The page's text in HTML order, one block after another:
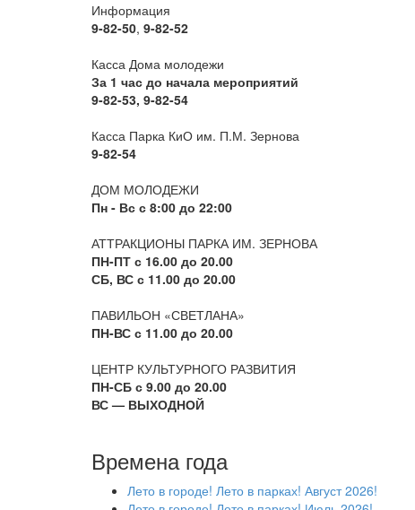
Информация
9-82-50, 9-82-52
Касса Дома молодежи
За 1 час до начала мероприятий
9-82-53, 9-82-54
Касса Парка КиО им. П.М. Зернова
9-82-54
ДОМ МОЛОДЕЖИ
Пн - Вс с 8:00 до 22:00
АТТРАКЦИОНЫ ПАРКА ИМ. ЗЕРНОВА
ПН-ПТ с 16.00 до 20.00
СБ, ВС с 11.00 до 20.00
ПАВИЛЬОН «СВЕТЛАНА»
ПН-ВС с 11.00 до 20.00
ЦЕНТР КУЛЬТУРНОГО РАЗВИТИЯ
ПН-СБ с 9.00 до 20.00
ВС — ВЫХОДНОЙ
Времена года
Лето в городе! Лето в парках! Август 2026!